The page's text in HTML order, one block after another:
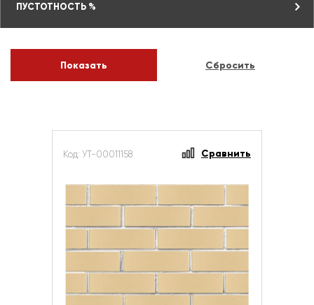
ПУСТОТНОСТЬ %
Код: УТ-00011158 Сравнить